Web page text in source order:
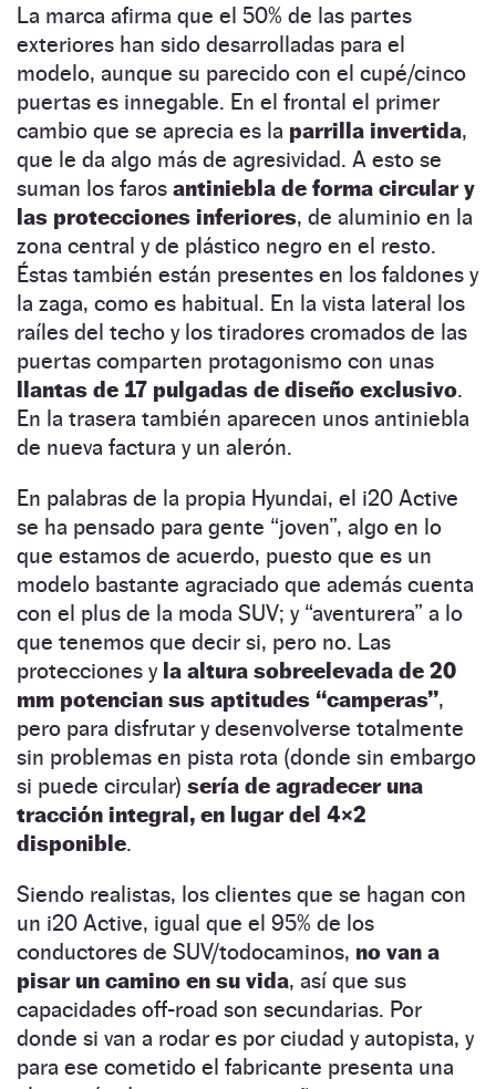
La marca afirma que el 50% de las partes
exteriores han sido desarrolladas para el
modelo, aunque su parecido con el cupé/cinco
puertas es innegable. En el frontal el primer
cambio que se aprecia es la parrilla invertida,
que le da algo más de agresividad. A esto se
suman los faros antiniebla de forma circular y
las protecciones inferiores, de aluminio en la
zona central y de plástico negro en el resto.
Éstas también están presentes en los faldones y
la zaga, como es habitual. En la vista lateral los
raíles del techo y los tiradores cromados de las
puertas comparten protagonismo con unas
llantas de 17 pulgadas de diseño exclusivo.
En la trasera también aparecen unos antiniebla
de nueva factura y un alerón.
En palabras de la propia Hyundai, el i20 Active
se ha pensado para gente “joven”, algo en lo
que estamos de acuerdo, puesto que es un
modelo bastante agraciado que además cuenta
con el plus de la moda SUV; y “aventurera” a lo
que tenemos que decir si, pero no. Las
protecciones y la altura sobreelevada de 20
mm potencian sus aptitudes “camperas”,
pero para disfrutar y desenvolverse totalmente
sin problemas en pista rota (donde sin embargo
si puede circular) sería de agradecer una
tracción integral, en lugar del 4×2
disponible.
Siendo realistas, los clientes que se hagan con
un i20 Active, igual que el 95% de los
conductores de SUV/todocaminos, no van a
pisar un camino en su vida, así que sus
capacidades off-road son secundarias. Por
donde si van a rodar es por ciudad y autopista, y
para ese cometido el fabricante presenta una